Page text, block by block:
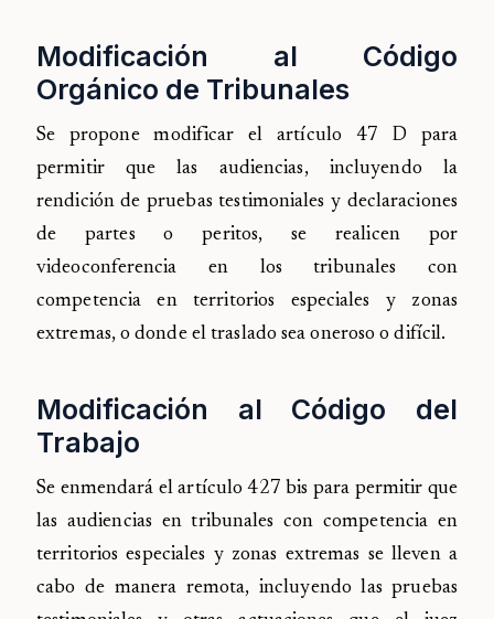
Modificación al Código
Orgánico de Tribunales
Se propone modificar el artículo 47 D para
permitir que las audiencias, incluyendo la
rendición de pruebas testimoniales y declaraciones
de partes o peritos, se realicen por
videoconferencia en los tribunales con
competencia en territorios especiales y zonas
extremas, o donde el traslado sea oneroso o difícil.
Modificación al Código del
Trabajo
Se enmendará el artículo 427 bis para permitir que
las audiencias en tribunales con competencia en
territorios especiales y zonas extremas se lleven a
cabo de manera remota, incluyendo las pruebas